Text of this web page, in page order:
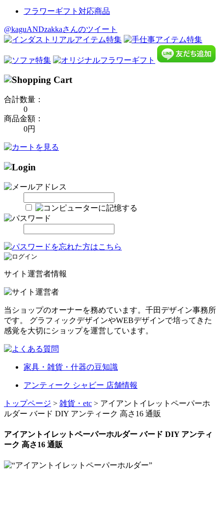
フラワーギフト対応商品
@kaguANDzakkaさんのツイート
合計数量：
0
商品金額：
0円
サイト運営者情報
当ショップのオーナーを務めています。千田デザイン事務所
です。 グラフィックデザインやWEBデザインで培ってきた
感覚を大切にショップを運営しています。
家具・雑貨・什器の豆知識
アンティーク シャビー 店舗情報
トップページ > 雑貨・etc > アイアントイレットペーパーホ
ルダー バード DIY アンティーク 高さ16 通販
アイアントイレットペーパーホルダー バード DIY アンティ
ーク 高さ16 通販